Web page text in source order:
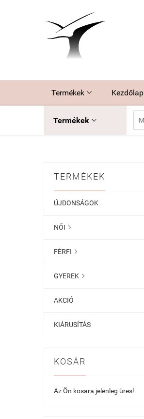
Termékek  Kezdőlap
Termékek 
TERMÉKEK
ÚJDONSÁGOK
NŐI 
FÉRFI 
GYEREK 
AKCIÓ
KIÁRUSÍTÁS
KOSÁR
Az Ön kosara jelenleg üres!